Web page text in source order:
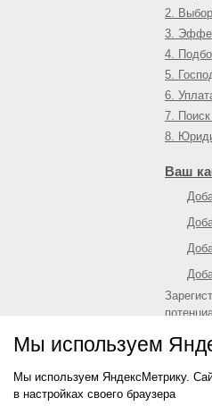
Мы используем
Мы используем ЯндексМетрику.
в настройках своего браузера
2.
3.
4.
5.
6.
7.
8.
Ваш
© 2009—
О портале